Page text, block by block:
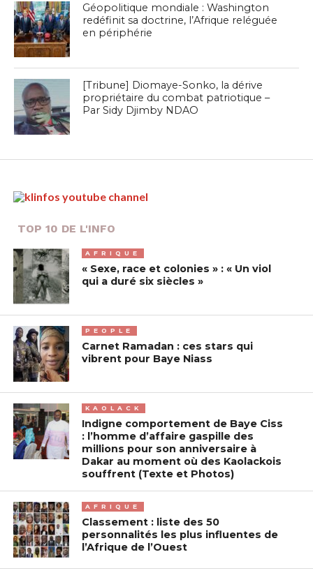
Géopolitique mondiale : Washington
redéfinit sa doctrine, l’Afrique reléguée
en périphérie
[Tribune] Diomaye-Sonko, la dérive
propriétaire du combat patriotique –
Par Sidy Djimby NDAO
TOP 10 DE L'INFO
AFRIQUE
« Sexe, race et colonies » : « Un viol
qui a duré six siècles »
PEOPLE
Carnet Ramadan : ces stars qui
vibrent pour Baye Niass
KAOLACK
Indigne comportement de Baye Ciss
: l’homme d’affaire gaspille des
millions pour son anniversaire à
Dakar au moment où des Kaolackois
souffrent (Texte et Photos)
AFRIQUE
Classement : liste des 50
personnalités les plus influentes de
l’Afrique de l’Ouest